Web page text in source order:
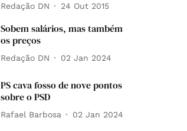
Redação DN 24 Out 2015
Sobem salários, mas também
os preços
Redação DN 02 Jan 2024
PS cava fosso de nove pontos
sobre o PSD
Rafael Barbosa 02 Jan 2024